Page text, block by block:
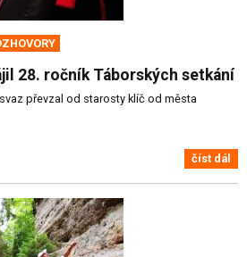
28. ročník Táborských setkání
převzal od starosty klíč od města
číst dál